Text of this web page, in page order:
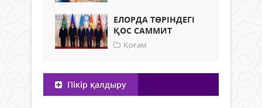
ЕЛОРДА ТӨРІНДЕГІ
ҚОС САММИТ
Қоғам
Пікір қалдыру